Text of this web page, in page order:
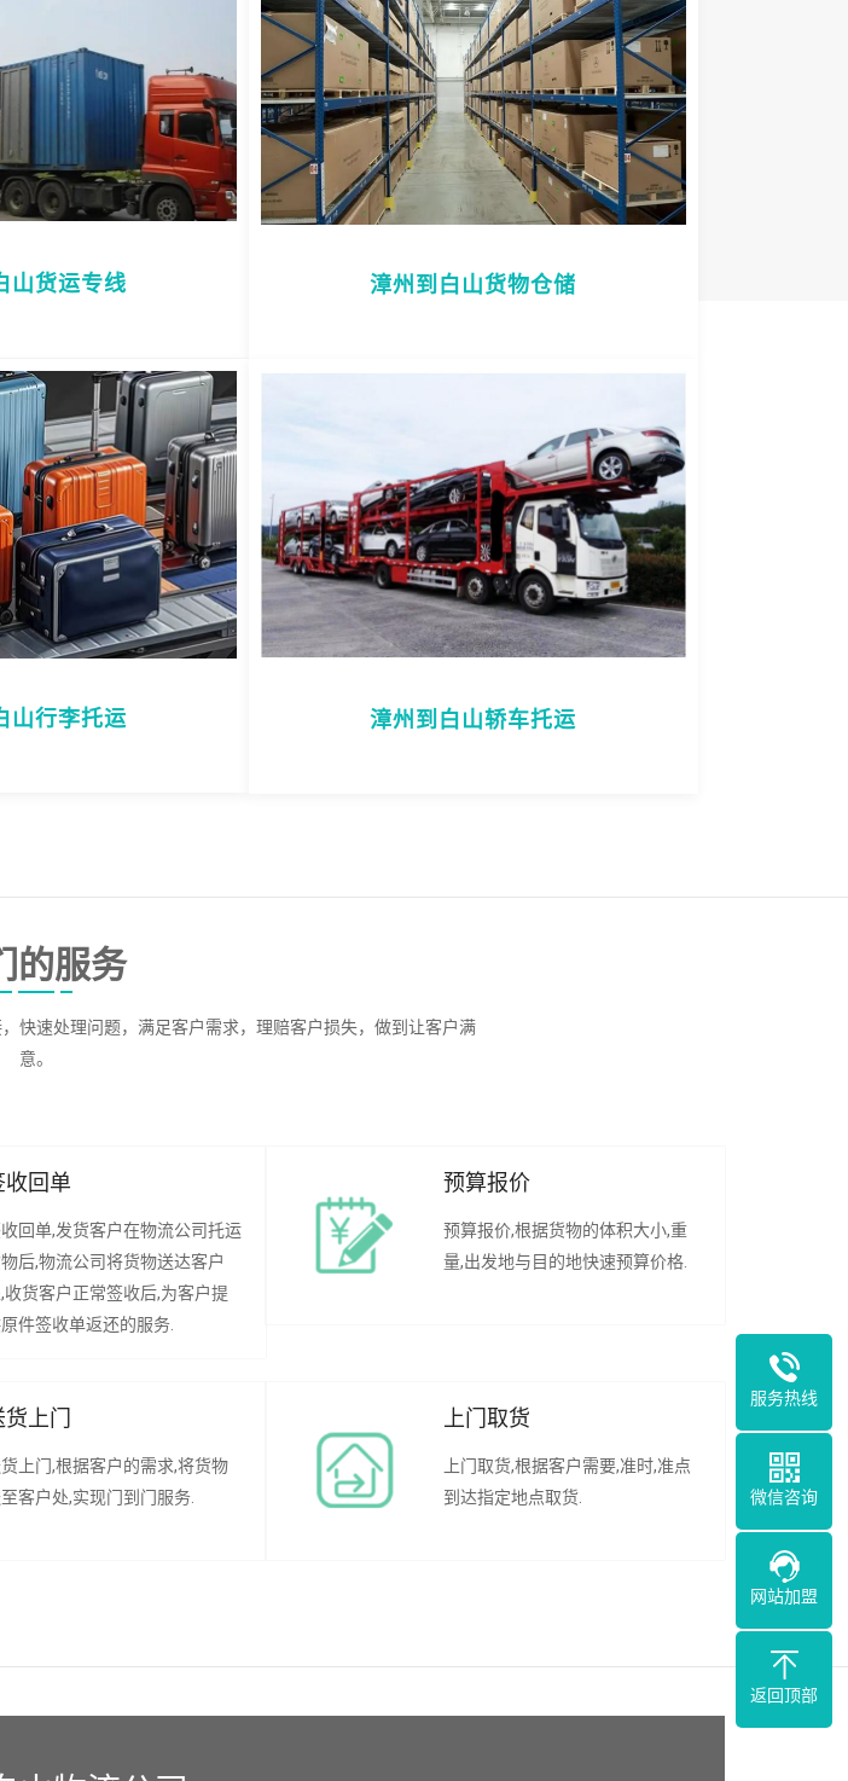
山货运专线 漳州到白山货物仓储
山行李托运 漳州到白山轿车托运
的服务
快速处理问题，满足客户需求，理赔客户损失，做到让客户满
意。
收回单
回单,发货客户在物流公司托运
后,物流公司将货物送达客户
收货客户正常签收后,为客户提
件签收单返还的服务.
预算报价
预算报价,根据货物的体积大小,重
量,出发地与目的地快速预算价格.
上门
上门,根据客户的需求,将货物
客户处,实现门到门服务.
上门取货
上门取货,根据客户需要,准时,准点
到达指定地点取货.
服务热线
微信咨询
网站加盟
返回顶部